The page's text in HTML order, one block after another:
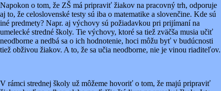
Napokon o tom, že ZŠ má pripraviť žiakov na pracovný trh, odporuje
aj to, že celoslovenské testy sú iba o matematike a slovenčine. Kde sú
iné predmety? Napr. aj výchovy sú požiadavkou pri prijímaní na
umelecké stredné školy. Tie výchovy, ktoré sa tiež zväčša musia učiť
neodborne a nedbá sa o ich hodnotenie, hoci môžu byť v budúcnosti
tiež obživou žiakov. A to, že sa učia neodborne, nie je vinou riaditeľov.
V rámci strednej školy už môžeme hovoriť o tom, že majú pripraviť